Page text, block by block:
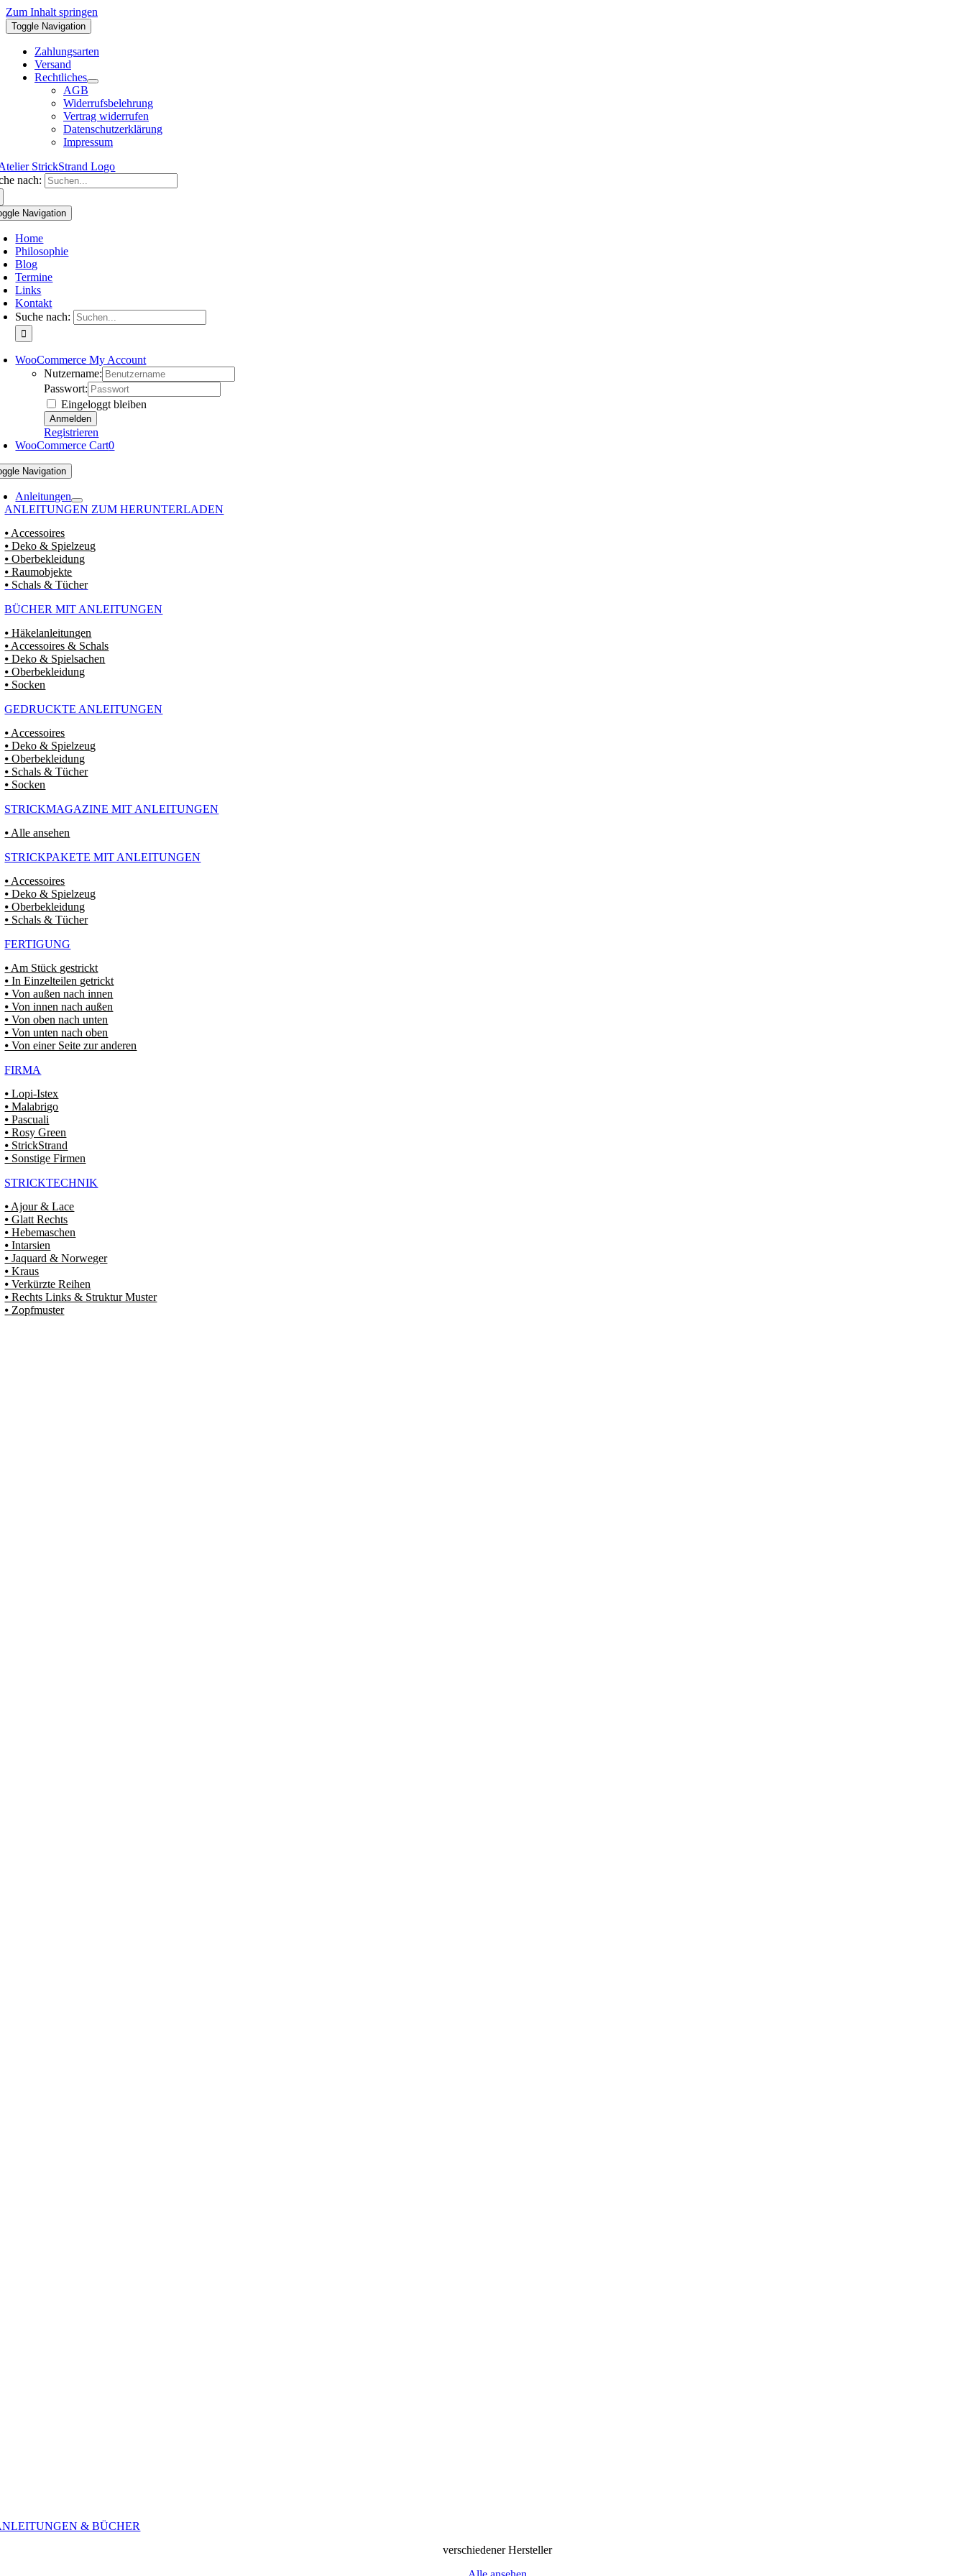
Zum Inhalt springen
Toggle Navigation
Zahlungsarten
Versand
Rechtliches
AGB
Widerrufsbelehrung
Vertrag widerrufen
Datenschutzerklärung
Impressum
nach:
Navigation
Home
Philosophie
Blog
Termine
Links
Kontakt
Suche nach:
WooCommerce My Account
Nutzername:
Passwort:
Eingeloggt bleiben
Registrieren
WooCommerce Cart0
Navigation
Anleitungen
ANLEITUNGEN ZUM HERUNTERLADEN
⦁ Accessoires
⦁ Deko & Spielzeug
⦁ Oberbekleidung
⦁ Raumobjekte
⦁ Schals & Tücher
BÜCHER MIT ANLEITUNGEN
⦁ Häkelanleitungen
⦁ Accessoires & Schals
⦁ Deko & Spielsachen
⦁ Oberbekleidung
⦁ Socken
GEDRUCKTE ANLEITUNGEN
⦁ Accessoires
⦁ Deko & Spielzeug
⦁ Oberbekleidung
⦁ Schals & Tücher
⦁ Socken
STRICKMAGAZINE MIT ANLEITUNGEN
⦁ Alle ansehen
STRICKPAKETE MIT ANLEITUNGEN
⦁ Accessoires
⦁ Deko & Spielzeug
⦁ Oberbekleidung
⦁ Schals & Tücher
FERTIGUNG
⦁ Am Stück gestrickt
⦁ In Einzelteilen getrickt
⦁ Von außen nach innen
⦁ Von innen nach außen
⦁ Von oben nach unten
⦁ Von unten nach oben
⦁ Von einer Seite zur anderen
FIRMA
⦁ Lopi-Istex
⦁ Malabrigo
⦁ Pascuali
⦁ Rosy Green
⦁ StrickStrand
⦁ Sonstige Firmen
STRICKTECHNIK
⦁ Ajour & Lace
⦁ Glatt Rechts
⦁ Hebemaschen
⦁ Intarsien
⦁ Jaquard & Norweger
⦁ Kraus
⦁ Verkürzte Reihen
⦁ Rechts Links & Struktur Muster
⦁ Zopfmuster
& BÜCHER
verschiedener Hersteller